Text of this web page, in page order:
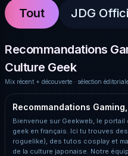
Tout JDG
Recommandations
Culture Geek
Mix récent + découverte · sélection
Recommandations
Bienvenue sur Geekweb, le
geek en français. Ici tu trouves
roguelike), des tutos cosplay et
de la culture japonaise. Notre